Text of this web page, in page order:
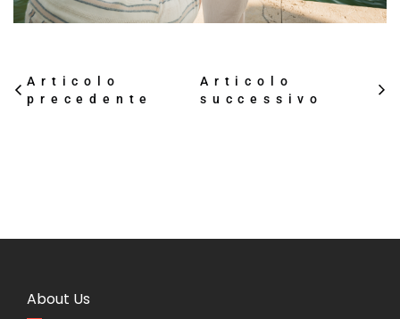
Articolo
precedente
Articolo
successivo
About Us